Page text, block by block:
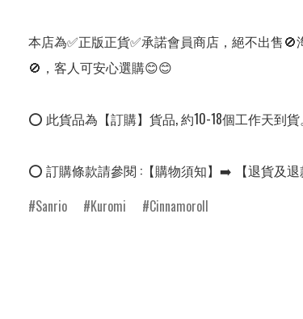
本店為✅正版正貨✅承諾會員商店，絕不出售🚫
🚫，客人可安心選購😊😊
⭕ 此貨品為【訂購】貨品, 約10-18個工作天到貨。
⭕ 訂購條款請參閱 :【購物須知】➡️ 【退貨及退
Sanrio
Kuromi Cinnamoroll